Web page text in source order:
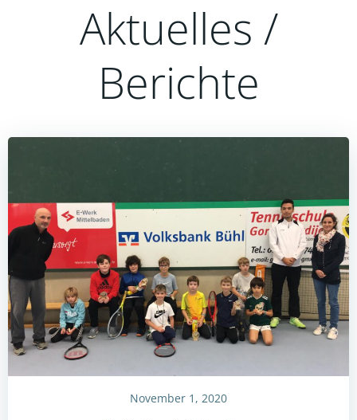
Aktuelles /
Berichte
November 1, 2020